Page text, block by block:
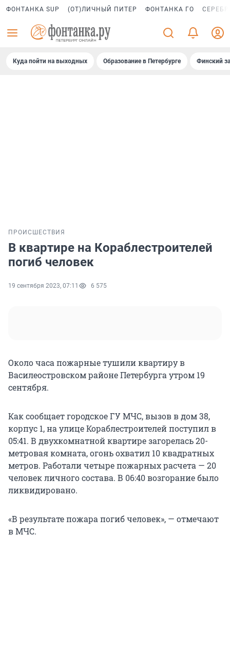
ФОНТАНКА SUP (ОТ)ЛИЧНЫЙ ПИТЕР ФОНТАНКА ГО
Куда пойти на выходных Образование в Петербурге Финский
ПРОИСШЕСТВИЯ
В квартире на Кораблестроителей
погиб человек
19 сентября 2023, 07:11 6 575
Около часа пожарные тушили квартиру в
Василеостровском районе Петербурга утром 19
сентября.
Как сообщает городское ГУ МЧС, вызов в дом 38,
корпус 1, на улице Кораблестроителей поступил в
05:41. В двухкомнатной квартире загорелась 20-
метровая комната, огонь охватил 10 квадратных
метров. Работали четыре пожарных расчета — 20
человек личного состава. В 06:40 возгорание было
ликвидировано.
«В результате пожара погиб человек», — отмечают
в МЧС.